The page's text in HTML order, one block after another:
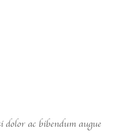
ac bibendum augue